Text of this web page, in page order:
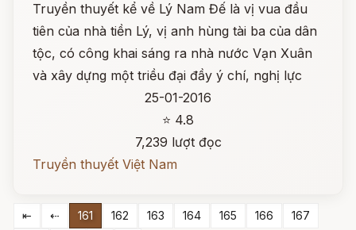
Truyền thuyết kể về Lý Nam Đế là vị vua đầu
tiên của nhà tiền Lý, vị anh hùng tài ba của dân
tộc, có công khai sáng ra nhà nước Vạn Xuân
và xây dựng một triều đại đầy ý chí, nghị lực
25-01-2016
⭐ 4.8
7,239 lượt đọc
Truyền thuyết Việt Nam
⇤ ⇠ 161 162 163 164 165 166
167